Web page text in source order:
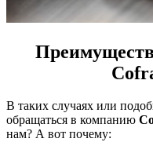
В таких случаях или
обращаться в компанию
нам? А вот почему: